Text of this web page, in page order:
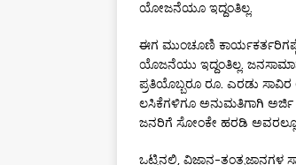
ಯೋಜನೆಯೂ ಇದ್ದಂತಿಲ್ಲ.
ಈಗ ಮುಂಚೂಣಿ
ಯೊಜನೆಯು ಇದ್ದಂತಿಲ್ಲ.
ಪ್ರತಿಯೊಬ್ಬರೂ ರೂ. ಎರಡು ಸಾವಿರ
ಲಸಿಕೆಗಳಿಗೂ ಅನುಮತಿಗಾಗಿ ಅರ್ಜಿ
ಜನರಿಗೆ ಸೋಂಕೇ ಹರಡಿ
ಒಟ್ಟಿನಲ್ಲಿ, ವಿಜ್ಞಾನ-